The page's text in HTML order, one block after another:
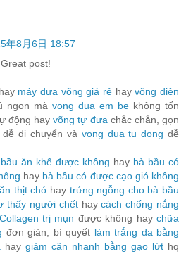
年8月6日 18:57
post!
máy đưa võng giá rẻ hayvõng điện
ngon mà vong dua em be không tốn
động hayvõng tự đưa chắc chắn, gọn
di chuyển và vong dua tu dong dễ
ăn khế được không hay bà bầu có
hay bà bầu có được cạo gió không
thịt chó hay trứng ngỗng cho bà bầu
thấy người chếthaycách chống nắng
Collagen trị mụn được không haychữa
đơn giản, bí quyết làm trắng da bằng
hay giảm cân nhanh bằng gạo lứt hq